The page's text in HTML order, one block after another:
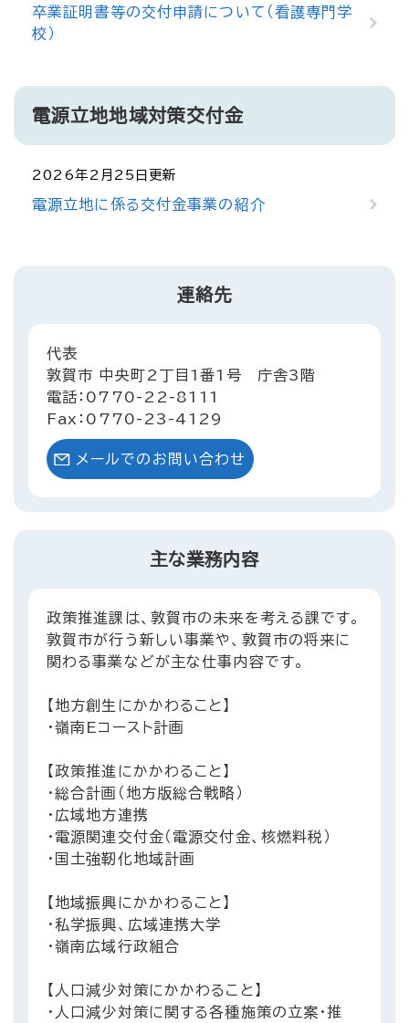
卒業証明書等の交付申請について（看護専門学
校）
電源立地地域対策交付金
2026年2月25日更新
電源立地に係る交付金事業の紹介
連絡先
代表
敦賀市 中央町2丁目1番1号 庁舎3階
電話：0770-22-8111
Fax：0770-23-4129
メールでのお問い合わせ
主な業務内容
政策推進課は、敦賀市の未来を考える課です。
敦賀市が行う新しい事業や、敦賀市の将来に
関わる事業などが主な仕事内容です。
【地方創生にかかわること】
・嶺南Eコースト計画
【政策推進にかかわること】
・総合計画（地方版総合戦略）
・広域地方連携
・電源関連交付金（電源交付金、核燃料税）
・国土強靭化地域計画
【地域振興にかかわること】
・私学振興、広域連携大学
・嶺南広域行政組合
【人口減少対策にかかわること】
・人口減少対策に関する各種施策の立案・推